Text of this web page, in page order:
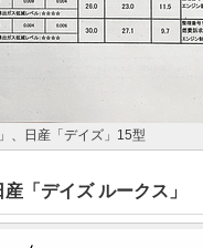
、日産「デイズ」15型
「デイズ ルークス」